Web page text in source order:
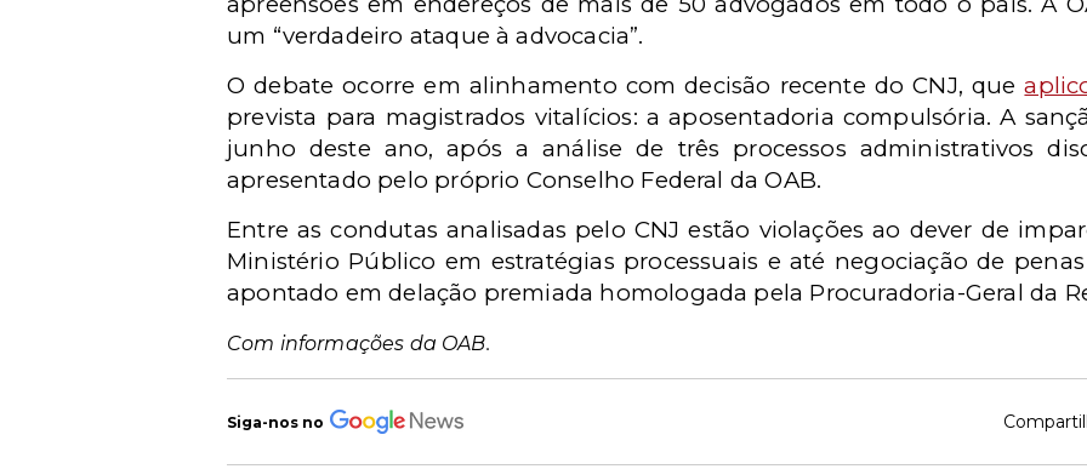
um “verdadeiro ataque à advocacia”.
O debate ocorre em alinhamento com decisão recente do CNJ, que
prevista para magistrados vitalícios: a aposentadoria compulsória. A
junho deste ano, após a análise de três processos administrativos
apresentado pelo próprio Conselho Federal da OAB.
Entre as condutas analisadas pelo CNJ estão violações ao dever de
Ministério Público em estratégias processuais e até negociação de
apontado em delação premiada homologada pela Procuradoria-Geral da
Com informações da OAB.
Siga-nos no